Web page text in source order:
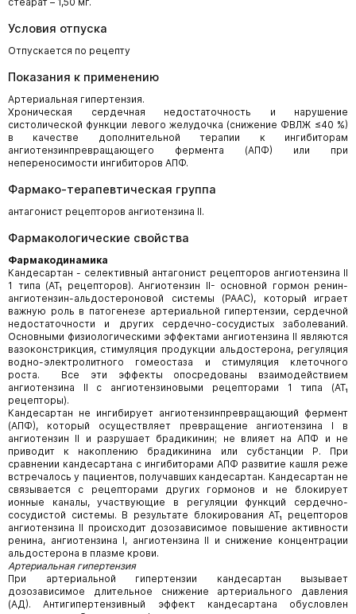
Условия отпуска
Отпускается по рецепту
Показания к применению
Артериальная гипертензия.
Хроническая сердечная недостаточность и нарушение
систолической функции левого желудочка (снижение ФВЛЖ ≤40 %)
в качестве дополнительной терапии к ингибиторам
ангиотензинпревращающего фермента (АПФ) или при
непереносимости ингибиторов АПФ.
Фармако-терапевтическая группа
антагонист рецепторов ангиотензина II.
Фармакологические свойства
Фармакодинамика
Кандесартан - селективный антагонист рецепторов ангиотензина II
1 типа (АТ₁ рецепторов). Ангиотензин II- основной гормон ренин-
ангиотензин-альдостероновой системы (РААС), который играет
важную роль в патогенезе артериальной гипертензии, сердечной
недостаточности и других сердечно-сосудистых заболеваний.
Основными физиологическими эффектами ангиотензина II являются
вазоконстрикция, стимуляция продукции альдостерона, регуляция
водно-электролитного гомеостаза и стимуляция клеточного
роста. Все эти эффекты опосредованы взаимодействием
ангиотензина II с ангиотензиновыми рецепторами 1 типа (АТ₁
рецепторы).
Кандесартан не ингибирует ангиотензинпревращающий фермент
(АПФ), который осуществляет превращение ангиотензина I в
ангиотензин II и разрушает брадикинин; не влияет на АПФ и не
приводит к накоплению брадикинина или субстанции Р. При
сравнении кандесартана с ингибиторами АПФ развитие кашля реже
встречалось у пациентов, получавших кандесартан. Кандесартан не
связывается с рецепторами других гормонов и не блокирует
ионные каналы, участвующие в регуляции функций сердечно-
сосудистой системы. В результате блокирования AT₁ рецепторов
ангиотензина II происходит дозозависимое повышение активности
ренина, ангиотензина I, ангиотензина II и снижение концентрации
альдостерона в плазме крови.
Артериальная гипертензия
При артериальной гипертензии кандесартан вызывает
дозозависимое длительное снижение артериального давления
(АД). Антигипертензивный эффект кандесартана обусловлен